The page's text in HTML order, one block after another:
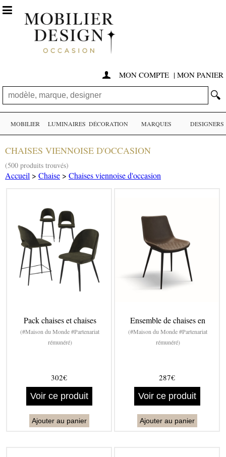
 MON COMPTE | MON PANIER
🔍

MOBILIER LUMINAIRES DÉCORATION MARQUES DESIGNERS
CHAISES VIENNOISE D'OCCASION
(500 produits trouvés)
Accueil > Chaise > Chaises viennoise d'occasion
Pack chaises et chaises
(#Maison du Monde #Partenariat
rémunéré)
302€
Voir ce produit
Ajouter au panier
Ensemble de chaises en
(#Maison du Monde #Partenariat
rémunéré)
287€
Voir ce produit
Ajouter au panier